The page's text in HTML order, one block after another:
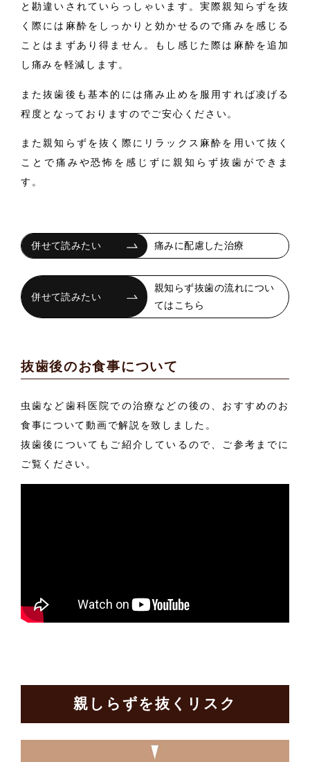
と勘違いされていらっしゃいます。実際親知らずを抜
く際には麻酔をしっかりと効かせるので痛みを感じる
ことはまずあり得ません。もし感じた際は麻酔を追加
し痛みを軽減します。
また抜歯後も基本的には痛み止めを服用すれば凌げる
程度となっておりますのでご安心ください。
また親知らずを抜く際にリラックス麻酔を用いて抜く
ことで痛みや恐怖を感じずに親知らず抜歯ができま
す。
痛みに配慮した治療
親知らず抜歯の流れについ
てはこちら
抜歯後のお食事について
虫歯など歯科医院での治療などの後の、おすすめのお
食事について動画で解説を致しました。
抜歯後についてもご紹介しているので、ご参考までに
ご覧ください。
親しらずを抜くリスク